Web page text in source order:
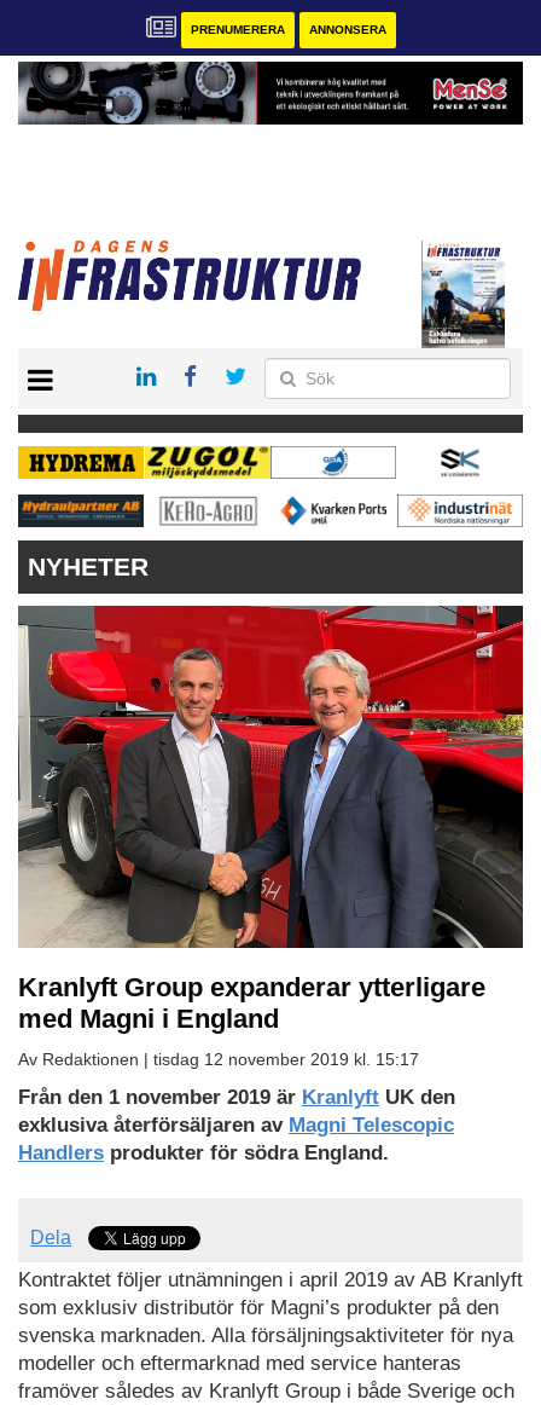
PRENUMERERA ANNONSERA
KONTAKT
VÅRA ANDRA MAGASIN
PRENUMERERA
ANNONSERA
NYHETER
Kranlyft Group expanderar ytterligare
med Magni i England
Av Redaktionen | tisdag 12 november 2019 kl. 15:17
Från den 1 november 2019 är Kranlyft UK den
exklusiva återförsäljaren av Magni Telescopic
Handlers produkter för södra England.
Dela
Kontraktet följer utnämningen i april 2019 av AB Kranlyft
som exklusiv distributör för Magni’s produkter på den
svenska marknaden. Alla försäljningsaktiviteter för nya
modeller och eftermarknad med service hanteras
framöver således av Kranlyft Group i både Sverige och